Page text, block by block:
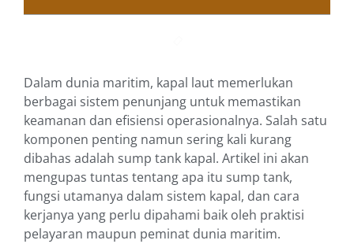
Dalam dunia maritim, kapal laut memerlukan
berbagai sistem penunjang untuk memastikan
keamanan dan efisiensi operasionalnya. Salah satu
komponen penting namun sering kali kurang
dibahas adalah sump tank kapal. Artikel ini akan
mengupas tuntas tentang apa itu sump tank,
fungsi utamanya dalam sistem kapal, dan cara
kerjanya yang perlu dipahami baik oleh praktisi
pelayaran maupun peminat dunia maritim.